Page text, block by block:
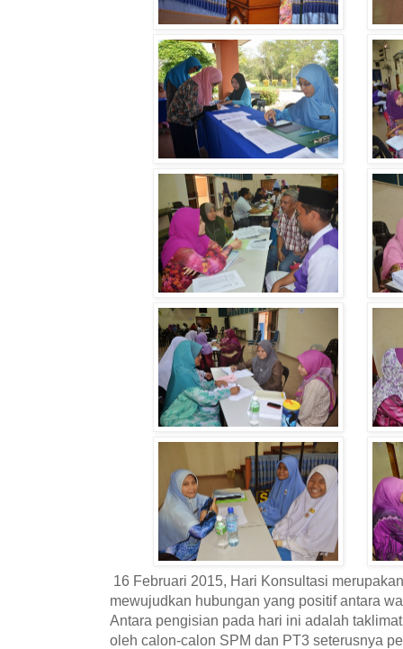
16 Februari 2015, Hari Konsultasi
mewujudkan hubungan yang positif antara
Antara pengisian pada hari ini adalah
oleh calon-calon SPM dan PT3 seterusnya